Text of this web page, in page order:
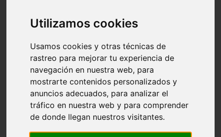
Utilizamos cookies
Usamos cookies y otras técnicas de
rastreo para mejorar tu experiencia de
navegación en nuestra web, para
mostrarte contenidos personalizados y
anuncios adecuados, para analizar el
tráfico en nuestra web y para comprender
de donde llegan nuestros visitantes.
Valencia - chiva
Murcia - calasparra
Valencia - sagunt
Asturias - ribadesella
Castellón - benicàssim
Alicante - el-campello
Cádiz - rota
Madrid - las-rozas-de-madrid
Ciudad-real - ciudad-real
Madrid - tres-cantos
Las-palmas - yaiza